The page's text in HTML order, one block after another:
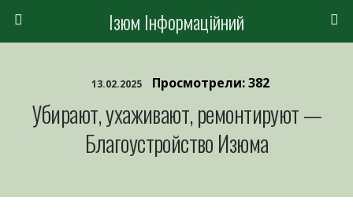
Ізюм Інформаційний
13.02.2025 Просмотрели: 382
Убирают, ухаживают, ремонтируют —
Благоустройство Изюма